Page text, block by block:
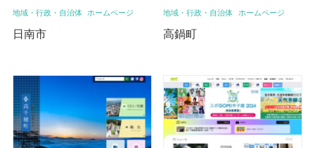
地域・行政・自治体 ホームページ
日南市
地域・行政・自治体 ホームページ
高鍋町